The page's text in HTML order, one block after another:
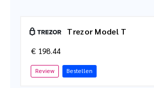
Trezor Model T
€ 198.44
Review Bestellen